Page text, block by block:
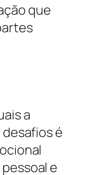
que
a
é
e